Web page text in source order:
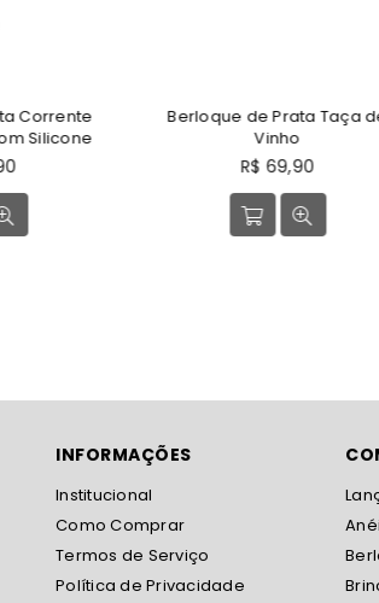
Berloque de Prata Taça de
INFORMAÇÕES
Institucional
Como Comprar
Termos de Serviço
Política de Privacidade